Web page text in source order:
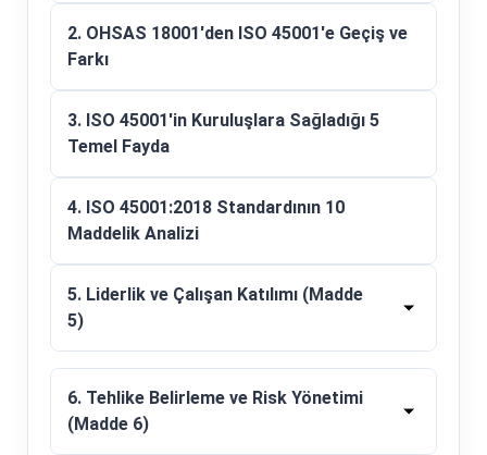
2. OHSAS 18001'den ISO 45001'e Geçiş ve
Farkı
3. ISO 45001'in Kuruluşlara Sağladığı 5
Temel Fayda
4. ISO 45001:2018 Standardının 10
Maddelik Analizi
5. Liderlik ve Çalışan Katılımı (Madde
5)
6. Tehlike Belirleme ve Risk Yönetimi
(Madde 6)